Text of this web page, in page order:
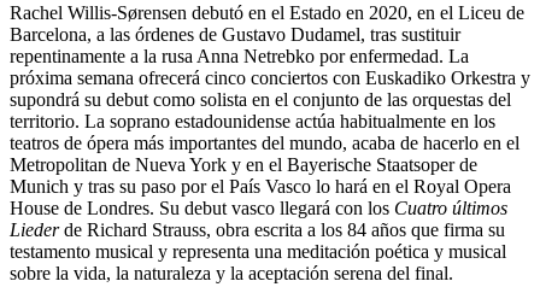
Rachel Willis-Sørensen debutó en el Estado en 2020, en el Liceu de
Barcelona, a las órdenes de Gustavo Dudamel, tras sustituir
repentinamente a la rusa Anna Netrebko por enfermedad. La
próxima semana ofrecerá cinco conciertos con Euskadiko Orkestra y
supondrá su debut como solista en el conjunto de las orquestas del
territorio. La soprano estadounidense actúa habitualmente en los
teatros de ópera más importantes del mundo, acaba de hacerlo en el
Metropolitan de Nueva York y en el Bayerische Staatsoper de
Munich y tras su paso por el País Vasco lo hará en el Royal Opera
House de Londres. Su debut vasco llegará con los Cuatro últimos
Liederde Richard Strauss, obra escrita a los 84 años que firma su
testamento musical y representa una meditación poética y musical
sobre la vida, la naturaleza y la aceptación serena del final.